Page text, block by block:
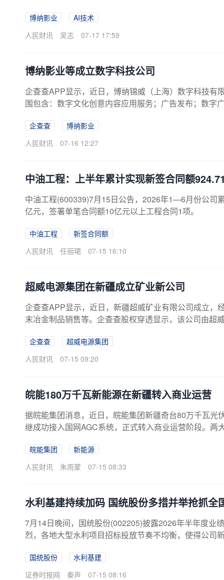
博纳影业
AI技术
人民财讯
吴志 07-17 17:59
博纳影业等成立数字科技公司
企查查APP显示，近日，博纳锦威（上海）数字科技有
围包含：数字文化创意内容应用服务；广告发布；数字
企查查
博纳影业
人民财讯
07-16 12:27
中油工程：上半年累计实现新签合同额
中油工程(600339)7月15日公告，2026年1—6月份公司
亿元，签署单笔合同额10亿元以上工程合同1项。
中油工程
新签合同额
人民财讯
任丽珺 07-15 16:10
超威电源集团在新疆成立矿业新公司
企查查APP显示，近日，新疆超威矿业有限公司成立，
末冶金制品销售等。企查查股权穿透显示，该公司由超
企查查
超威电源集团
人民财讯
07-15 09:20
皖能180万千瓦新能源在新疆转入商业运营
据皖能集团消息，近日，皖能集团新疆奇台80万千瓦
继成功接入国网AGC系统，正式转入商业运营阶段。两
皖能集团
新能源
人民财讯
朱雨蒙 07-15 08:33
水利基建持续加码 国统股份多措并举抢抓全
7月14日晚间，国统股份(002205)披露2026年半年度业
烈，各地大型水利项目招标投放节奏不均衡，使得公司
核心产品预应力钢筒混凝土管（PCCP）主要用于大型
混凝土产品的技术开发与咨询。报告期内，公司采用“
国统股份
水利基建
证券时报网
秦声 07-15 08:16